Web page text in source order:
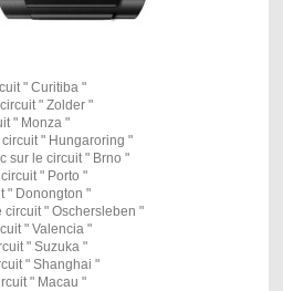
" Curitiba "
" Zolder "
" Monza "
" Hungaroring "
sur le circuit " Brno "
" Porto "
" Donongton "
circuit " Oschersleben "
" Valencia "
" Suzuka "
" Shanghai "
" Macau "